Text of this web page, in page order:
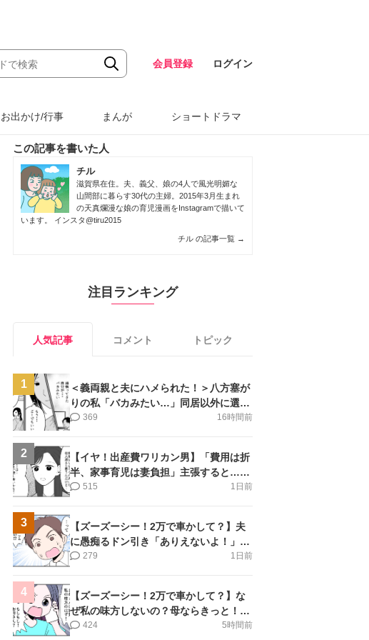
会員登録 ログイン
お出かけ/行事 まんが ショートドラマ
この記事を書いた人
チル
滋賀県在住。夫、義父、娘の4人で風光明媚な
山間部に暮らす30代の主婦。2015年3月生まれ
の天真爛漫な娘の育児漫画をInstagramで描いて
います。 インスタ@tiru2015
チル の記事一覧 →
注目ランキング
人気記事 コメント トピック
1
＜義両親と夫にハメられた！＞八方塞が
りの私「バカみたい…」同居以外に選択
肢がない【第5話まんが】
16時間前
369
2
【イヤ！出産費ワリカン男】「費用は折
半、家事育児は妻負担」主張すると…＜
第11話＞#4コマ母道場
1日前
515
3
【ズーズーシー！2万で車かして？】夫
に愚痴るドン引き「ありえないよ！」＜
第16話＞#4コマ母道場
1日前
279
4
【ズーズーシー！2万で車かして？】な
ぜ私の味方しないの？母ならきっと！＜
第17話＞#4コマ母道場
5時間前
424